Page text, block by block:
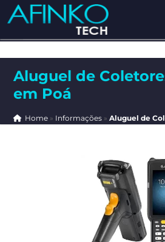
Aluguel de
em Poá
Home» Informações » Aluguel de